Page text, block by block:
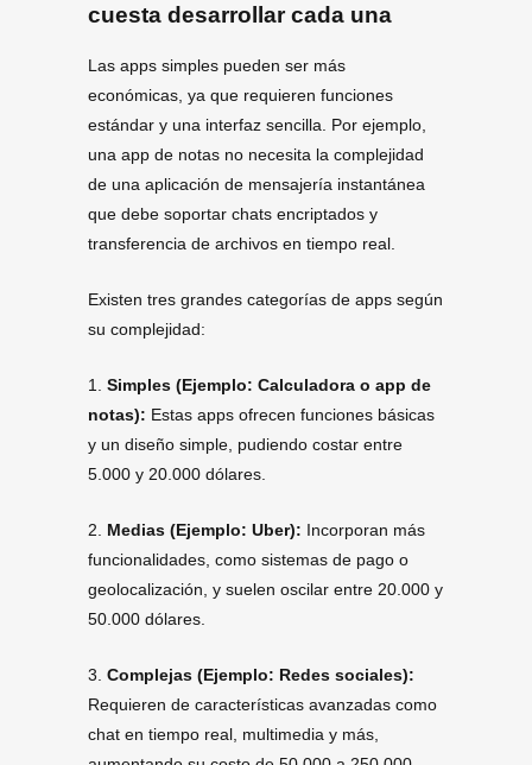
cuesta desarrollar cada una
Las apps simples pueden ser más
económicas, ya que requieren funciones
estándar y una interfaz sencilla. Por ejemplo,
una app de notas no necesita la complejidad
de una aplicación de mensajería instantánea
que debe soportar chats encriptados y
transferencia de archivos en tiempo real.
Existen tres grandes categorías de apps según
su complejidad:
1. Simples (Ejemplo: Calculadora o app de
notas): Estas apps ofrecen funciones básicas
y un diseño simple, pudiendo costar entre
5.000 y 20.000 dólares.
2. Medias (Ejemplo: Uber): Incorporan más
funcionalidades, como sistemas de pago o
geolocalización, y suelen oscilar entre 20.000 y
50.000 dólares.
3. Complejas (Ejemplo: Redes sociales):
Requieren de características avanzadas como
chat en tiempo real, multimedia y más,